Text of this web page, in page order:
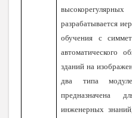
разрабатывается
обучения с
автоматического
зданий на
два типа
предназначена
инженерных